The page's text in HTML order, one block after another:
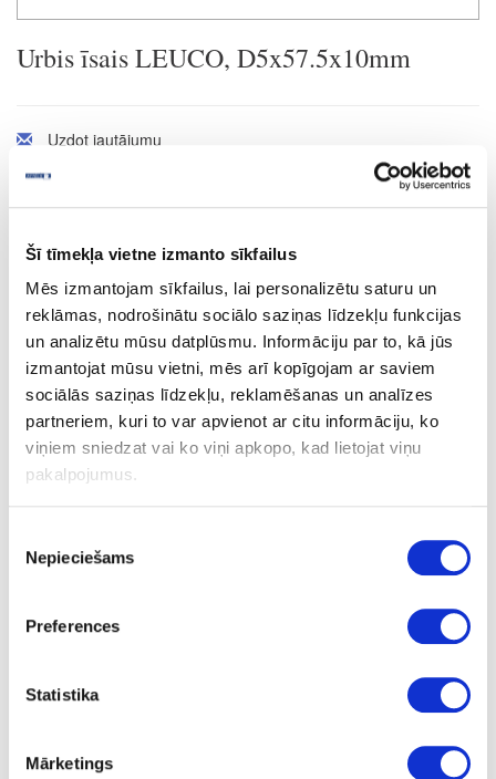
Šī tīmekļa vietne izmanto sīkfailus
Mēs izmantojam sīkfailus, lai personalizētu saturu un
reklāmas, nodrošinātu sociālo saziņas līdzekļu funkcijas
un analizētu mūsu datplūsmu. Informāciju par to, kā jūs
izmantojat mūsu vietni, mēs arī kopīgojam ar saviem
sociālās saziņas līdzekļu, reklamēšanas un analīzes
partneriem, kuri to var apvienot ar citu informāciju, ko
viņiem sniedzat vai ko viņi apkopo, kad lietojat viņu
pakalpojumus.
izvēle
Nepieciešams
Preferences
Statistika
Mārketings
Urbis īsais LEUCO, D5x57.5x10mm
Uzdot jautājumu
Drukāt
īpaša cena 24-L55823
Urbis īsais LEUCO, D5x57.5x10mm
Gab.
57.5
5